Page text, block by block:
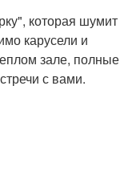
которая шумит
карусели и
зале, полные
с вами.